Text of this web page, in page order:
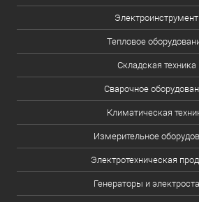
Электроинструмент
Тепловое
Складская техника
Сварочное
Климатическая
Измерительное
Электротехническая
Генераторы и